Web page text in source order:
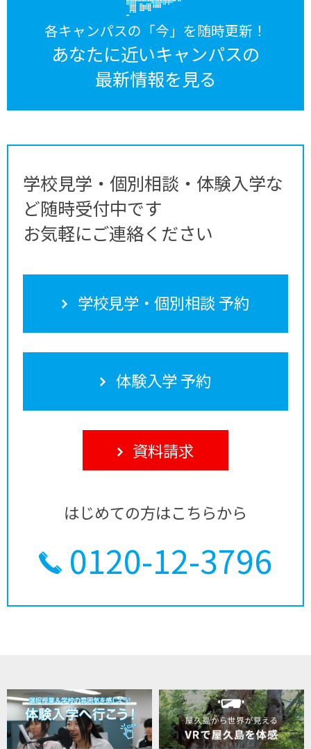
各キャンパスの「今」を随時更新！
あなたに近いキャンパスの
最新情報を見る
学校見学・個別相談・体験入学な
ど随時受付中です
お気軽にご連絡ください
学校見学・個別相談 予約
体験入学 予約
資料請求
はじめての方はこちらから
0120-12-3796